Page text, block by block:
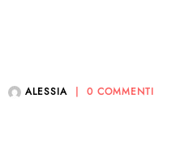
ALESSIA 0 COMMENTI